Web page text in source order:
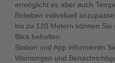
ermöglicht es aber auch
Belieben individuell
bis zu 120 Metern können
Blick behalten.
Station und App informieren
Warnungen und